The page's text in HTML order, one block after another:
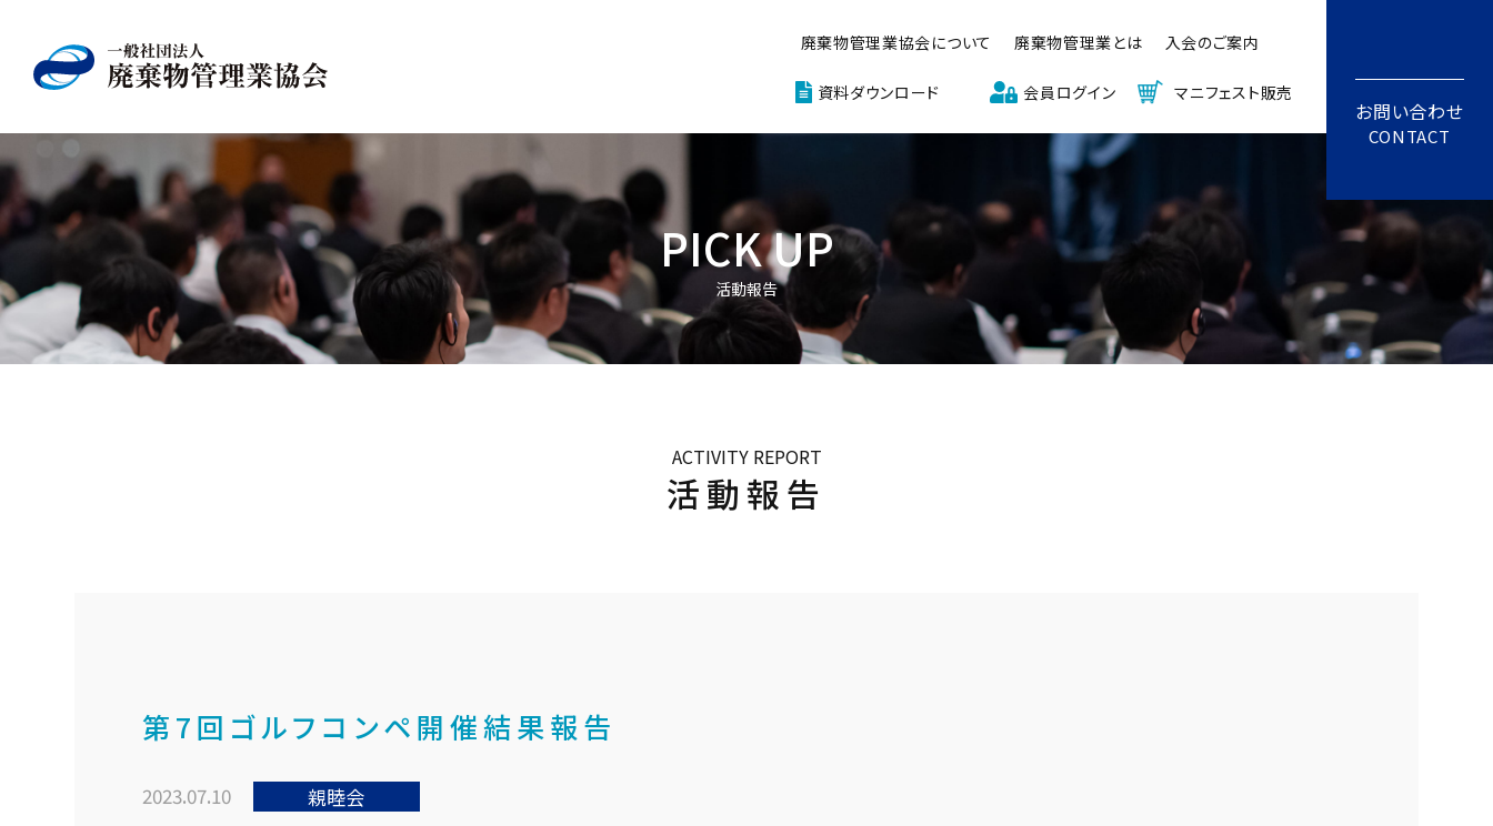
廃棄物管理業協会について 廃棄物管理業とは 入会のご案内
資料ダウンロード 会員ログイン マニフェスト販売
お問い合わせ
CONTACT
PICK UP
活動報告
ACTIVITY REPORT
活動報告
第7回ゴルフコンペ開催結果報告
2023.07.10 親睦会